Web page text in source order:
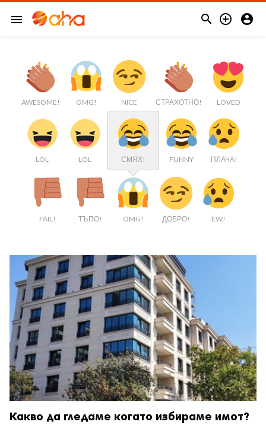
menu   
AWESOME! OMG! NICE СТРАХОТНО! LOVED
LOL LOL СМЯХ! FUNNY ПЛАЧА!
FAIL! ТЪПО! OMG! ДОБРО! EW!
Какво да гледаме когато избираме имот?